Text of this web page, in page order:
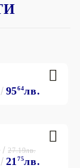
9564лв.
2175лв.
27.19лв.